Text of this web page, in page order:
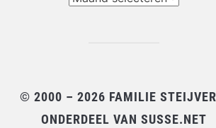
© 2000 – 2026 FAMILIE
ONDERDEEL VAN SUSSE.NET